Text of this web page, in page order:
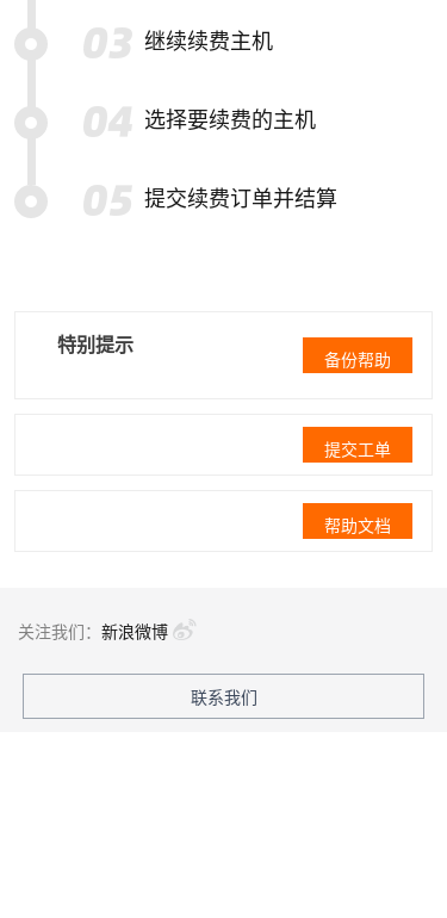
继续续费主机
选择要续费的主机
提交续费订单并结算
特别提示
备份帮助
提交工单
帮助文档